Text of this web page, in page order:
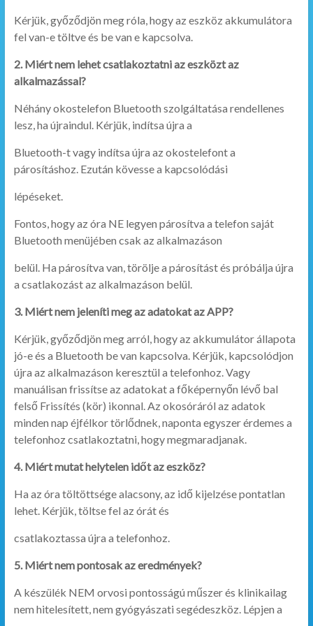
Kérjük, győződjön meg róla, hogy az eszköz akkumulátora
fel van-e töltve és be van e kapcsolva.
2. Miért nem lehet csatlakoztatni az eszközt az
alkalmazással?
Néhány okostelefon Bluetooth szolgáltatása rendellenes
lesz, ha újraindul. Kérjük, indítsa újra a
Bluetooth-t vagy indítsa újra az okostelefont a
párosításhoz. Ezután kövesse a kapcsolódási
lépéseket.
Fontos, hogy az óra NE legyen párosítva a telefon saját
Bluetooth menüjében csak az alkalmazáson
belül. Ha párosítva van, törölje a párosítást és próbálja újra
a csatlakozást az alkalmazáson belül.
3. Miért nem jeleníti meg az adatokat az APP?
Kérjük, győződjön meg arról, hogy az akkumulátor állapota
jó-e és a Bluetooth be van kapcsolva. Kérjük, kapcsolódjon
újra az alkalmazáson keresztül a telefonhoz. Vagy
manuálisan frissítse az adatokat a főképernyőn lévő bal
felső Frissítés (kör) ikonnal. Az okosóráról az adatok
minden nap éjfélkor törlődnek, naponta egyszer érdemes a
telefonhoz csatlakoztatni, hogy megmaradjanak.
4. Miért mutat helytelen időt az eszköz?
Ha az óra töltöttsége alacsony, az idő kijelzése pontatlan
lehet. Kérjük, töltse fel az órát és
csatlakoztassa újra a telefonhoz.
5. Miért nem pontosak az eredmények?
A készülék NEM orvosi pontosságú műszer és klinikailag
nem hitelesített, nem gyógyászati segédeszköz. Lépjen a